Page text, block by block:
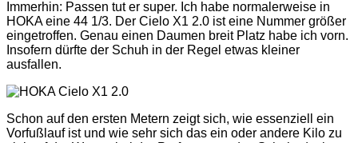
Immerhin: Passen tut er super. Ich habe normalerweise in
HOKA eine 44 1/3. Der Cielo X1 2.0 ist eine Nummer größer
eingetroffen. Genau einen Daumen breit Platz habe ich vorn.
Insofern dürfte der Schuh in der Regel etwas kleiner
ausfallen.
Schon auf den ersten Metern zeigt sich, wie essenziell ein
Vorfußlauf ist und wie sehr sich das ein oder andere Kilo zu